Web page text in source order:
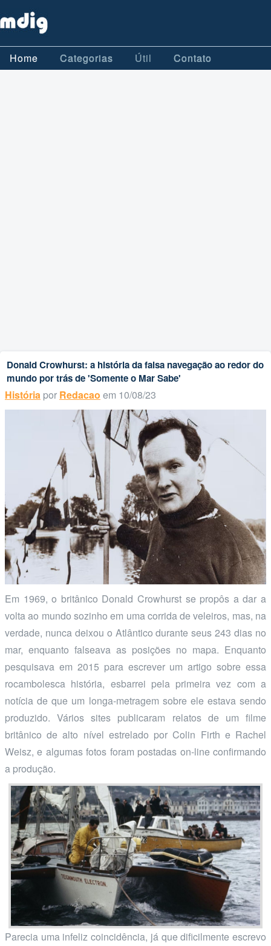
Home Categorias Útil Contato
Donald Crowhurst: a história da falsa navegação ao redor do
mundo por trás de 'Somente o Mar Sabe'
História por Redacao em 10/08/23
Em 1969, o britânico Donald Crowhurst se propôs a dar a
volta ao mundo sozinho em uma corrida de veleiros, mas, na
verdade, nunca deixou o Atlântico durante seus 243 dias no
mar, enquanto falseava as posições no mapa. Enquanto
pesquisava em 2015 para escrever um artigo sobre essa
rocambolesca história, esbarrei pela primeira vez com a
notícia de que um longa-metragem sobre ele estava sendo
produzido. Vários sites publicaram relatos de um filme
britânico de alto nível estrelado por Colin Firth e Rachel
Weisz, e algumas fotos foram postadas on-line confirmando
a produção.
Parecia uma infeliz coincidência, já que dificilmente escrevo